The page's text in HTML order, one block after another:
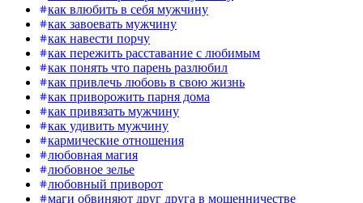
как влюбить в себя мужчину
как завоевать мужчину
как навести порчу
как пережить расставание с любимым
как понять что парень разлюбил
как привлечь любовь в свою жизнь
как приворожить парня дома
как привязать мужчину
как удивить мужчину
кармические отношения
любовная магия
любовное зелье
любовный приворот
маги обвиняют друг друга в мошенничестве